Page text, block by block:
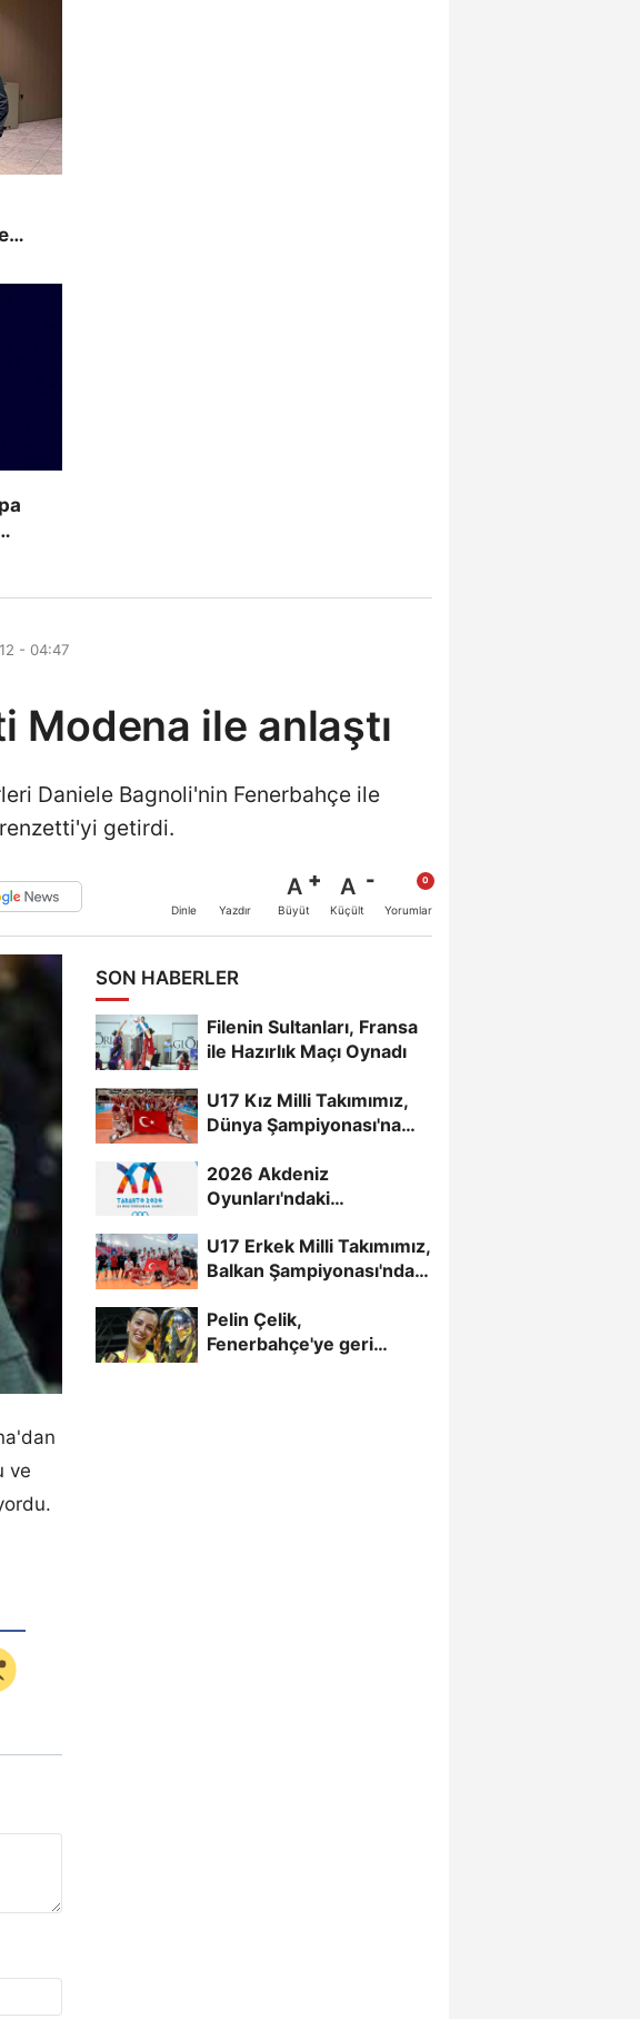
- 04:47
Modena ile anlaştı
Daniele Bagnoli'nin Fenerbahçe ile
getirdi.
Dinle Yazdır
A
Büyüt
A
Küçült Yorumlar
ve
SON HABERLER
Filenin Sultanları, Fransa
ile Hazırlık Maçı Oynadı
U17 Kız Milli Takımımız,
Dünya Şampiyonası'na
2026 Akdeniz
Oyunları'ndaki
U17 Erkek Milli Takımımız,
Balkan Şampiyonası'nda
Pelin Çelik,
Fenerbahçe'ye geri